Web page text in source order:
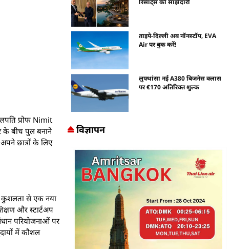
प्रोफ Nimit
के बीच पुल बनाने
छात्रों के लिए
कुशलता से एक नया
और स्टार्टअप
परियोजनाओं पर
में कौशल
रिसॉर्ट्स की साझेदारी
ताइपे-दिल्ली अब नॉनस्टॉप, EVA
Air पर बुक करें!
लुफ्थांसा नई A380 बिजनेस क्लास
पर €170 अतिरिक्त शुल्क
विज्ञापन